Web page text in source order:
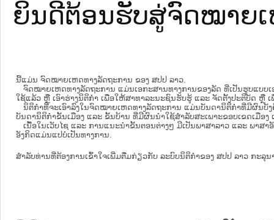
ຍິນດີຕ້ອນຮັບສູ່ຈົດໝາຍເ
ນີ້ແມ່ນ ຈົດໝາຍເຫດທາງລັດຖະການ ຂອງ ສປປ ລາວ.
ຈົດໝາຍເຫດທາງລັດຖະການ ແມ່ນ​ເອ​ກະ​ສານ​ທາງ​ການ​ຂອງ​ລັດ ທີ່​ເປັນ​ຮູບ​ແບບ​
ໃຊ້ແລ້ວ ຫຼື ເອົາຮ່າງນິຕິກໍາ ເພື່ອໃຫ້​ສາ​ທາ​ລະ​ນະ​ຊົນ​ຮັບ​ຮູ້ ແລະ ຈັດ​ຕັ້ງ​ປະ​ຕິ​ບັດ ຫຼື
ນິ​ຕິ​ກຳ​ທີ່​ຈະ​ເອົາ​ລົງ​ໃນ​ຈົດ​ໝາຍ​ເຫດ​ທາງ​ລັດ​ຖະ​ການ ​ແມ່ນ​ບັນ​ດາ​ນິ​ຕິ​ກຳ​ທີ່​ມີ​ຜົນ​ບັ
ບັນ​ດານິ​ຕິ​ກຳ​ຂັ້ນ​ເມືອງ ແລະ ຂັ້ນ​ບ້ານ ​ທີ່​ມີ​ຜົນ​ນຳ​ໃຊ້​ສຳ​ລັບ​ສະ​ເພາະ​ຂອບ​ເຂດ​ເມືອງ
ເນື້ອໃນ​ເວັບ​ໄຊ​ ແລະ ການແນະນໍາຂັ້ນຕອນຕ່າງໆ ມີເປັນພາສາລາວ ແລະ ພາສ
ອັງກິດແມ່ນແປບໍ່ເປັນທາງການ.
ສໍາລັບທ່ານທີ່ຕ້ອງການເຂົ້າໃຈເພີ່ມຕື່ມກ່ຽວກັບ ລະບົບນິຕິກຳຂອງ ສປປ ລາວ ກະລຸນ